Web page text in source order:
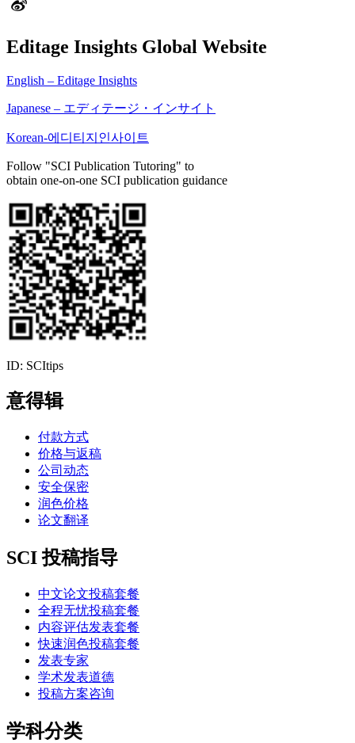
Editage Insights Global Website
English – Editage Insights
Japanese – エディテージ・インサイト
Korean-에디티지인사이트
Follow "SCI Publication Tutoring" to
obtain one-on-one SCI publication guidance
ID: SCItips
意得辑
付款方式
价格与返稿
公司动态
安全保密
润色价格
论文翻译
SCI 投稿指导
中文论文投稿套餐
全程无忧投稿套餐
内容评估发表套餐
快速润色投稿套餐
发表专家
学术发表道德
投稿方案咨询
学科分类